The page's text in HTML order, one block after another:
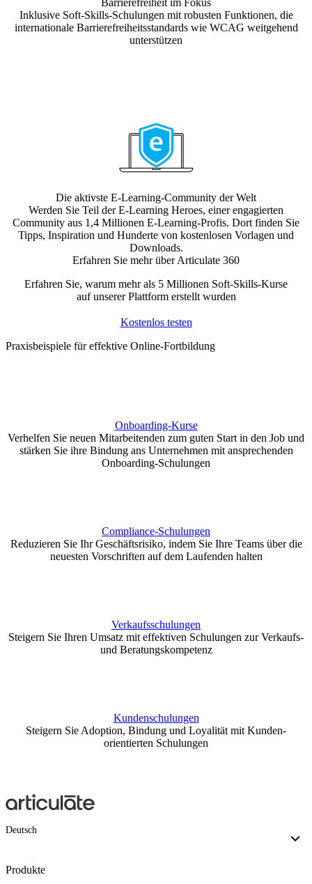
Barrierefreiheit im Fokus
Inklusive Soft-Skills-Schulungen mit robusten Funktionen, die
internationale Barrierefreiheitsstandards wie WCAG weitgehend
unterstützen
Die aktivste E-Learning-Community der Welt
Werden Sie Teil der E-Learning Heroes, einer engagierten
Community aus 1,4 Millionen E-Learning-Profis. Dort finden Sie
Tipps, Inspiration und Hunderte von kostenlosen Vorlagen und
Downloads.
Erfahren Sie mehr über Articulate 360
Erfahren Sie, warum mehr als 5 Millionen Soft-Skills-Kurse
auf unserer Plattform erstellt wurden
Kostenlos testen
Praxisbeispiele für effektive Online-Fortbildung
Onboarding-Kurse
Verhelfen Sie neuen Mitarbeitenden zum guten Start in den Job und
stärken Sie ihre Bindung ans Unternehmen mit ansprechenden
Onboarding-Schulungen
Compliance-Schulungen
Reduzieren Sie Ihr Geschäftsrisiko, indem Sie Ihre Teams über die
neuesten Vorschriften auf dem Laufenden halten
Verkaufsschulungen
Steigern Sie Ihren Umsatz mit effektiven Schulungen zur Verkaufs-
und Beratungskompetenz
Kundenschulungen
Steigern Sie Adoption, Bindung und Loyalität mit Kunden-
orientierten Schulungen
Deutsch
Produkte